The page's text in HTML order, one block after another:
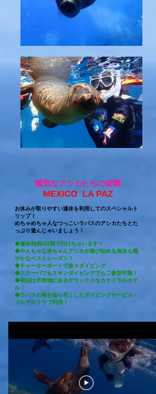
陽気なアシカたちの楽園
MEXICO LA PAZ
お休みが取りやすい連休を利用してのスペシャルト
リップ！
めちゃめちゃ人なつっこいラパスのアシカたちとた
っぷり遊んじゃいましょう！
◆連休利用6日間で行けちゃいます！
◆やんちゃな赤ちゃんアシカが遊び始める海況も穏
やかなベストシーズン！
◆チャーターボートで楽々ダイビング
◆スクーバでもスキンダイビングでもご参加可能！
◆宿泊は市街地にあるデラックスなカテドラルホテ
ル！
◆ラパスの海を知り尽くしたダイビングサービス・
コルテスクラブ利用！